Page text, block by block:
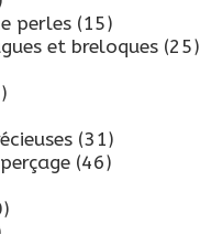
perles (15)
et breloques (25)
(31)
(46)